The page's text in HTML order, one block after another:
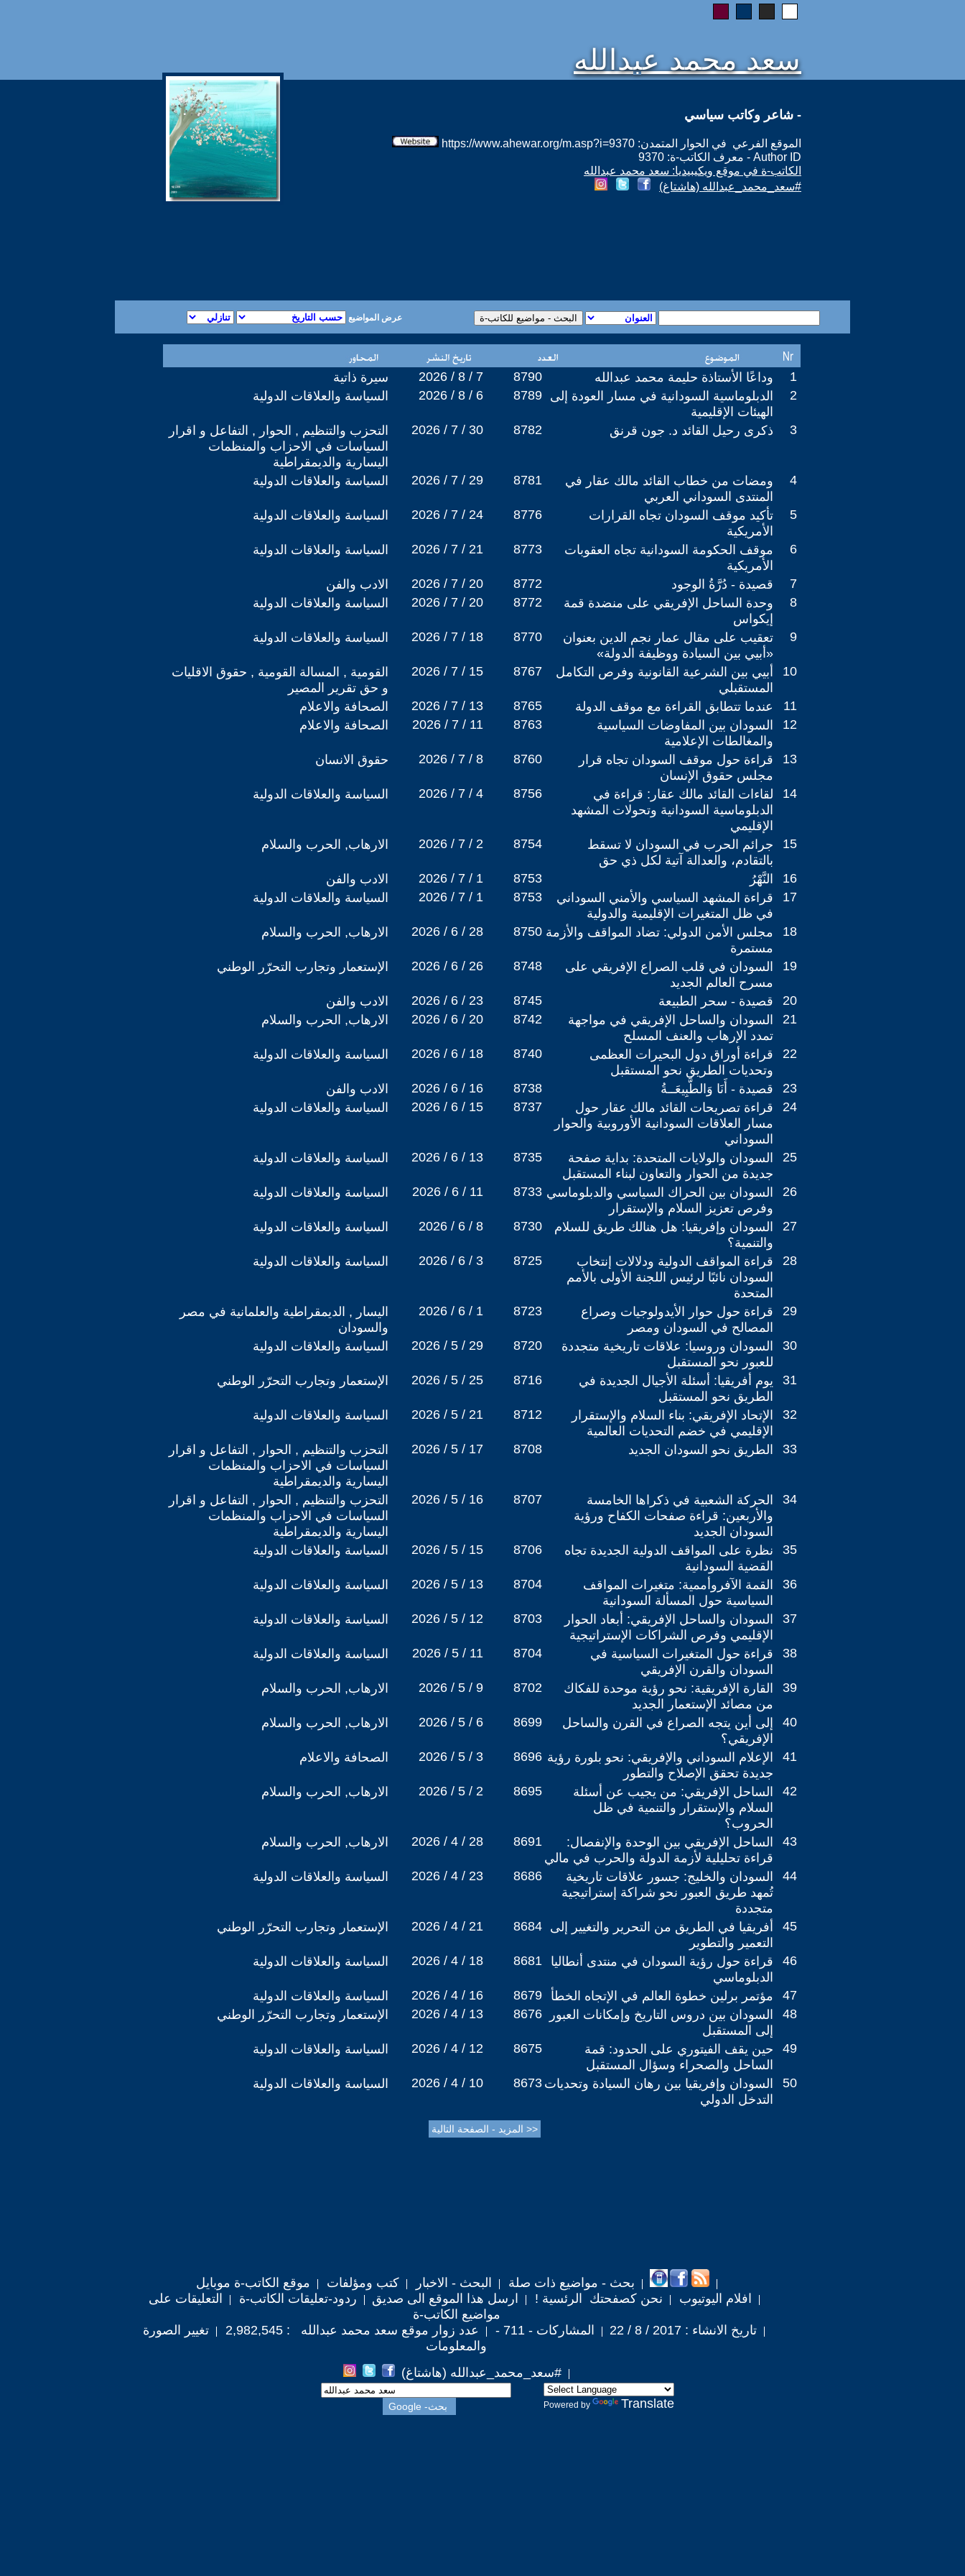
سعد محمد عبدالله
- شاعر وكاتب سياسي
الموقع الفرعي في الحوار المتمدن: https://www.ahewar.org/m.asp?i=9370
Author ID - معرف الكاتب-ة: 9370
الكاتب-ة في موقع ويكيبيديا: سعد محمد عبدالله
#سعد_محمد_عبدالله (هاشتاغ)
عرض المواضيع
سيرة ذاتية 2026 / 8 / 7 8790 وداعًا الأستاذة حليمة محمد عبدالله
1
السياسة والعلاقات الدولية
2026 / 8 / 6 8789 الدبلوماسية السودانية في مسار العودة إلى
الهيئات الإقليمية
2
التحزب والتنظيم , الحوار , التفاعل و اقرار
السياسات في الاحزاب والمنظمات
اليسارية والديمقراطية
2026 / 7 / 30 8782 ذكرى رحيل القائد د. جون قرنق 3
السياسة والعلاقات الدولية 2026 / 7 / 29 8781
ومضات من خطاب القائد مالك عقار في
المنتدى السوداني العربي
4
السياسة والعلاقات الدولية 2026 / 7 / 24 8776
تأكيد موقف السودان تجاه القرارات
الأمريكية
5
السياسة والعلاقات الدولية 2026 / 7 / 21 8773
موقف الحكومة السودانية تجاه العقوبات
الأمريكية
6
الادب والفن 2026 / 7 / 20 8772 قصيدة - دُرَّةُ الوجود
7
السياسة والعلاقات الدولية
2026 / 7 / 20 8772
وحدة الساحل الإفريقي على منضدة قمة
إيكواس
8
السياسة والعلاقات الدولية 2026 / 7 / 18 8770
تعقيب على مقال عمار نجم الدين بعنوان
«أبيي بين السيادة ووظيفة الدولة»
9
القومية , المسالة القومية , حقوق الاقليات
و حق تقرير المصير
2026 / 7 / 15 8767
أبيي بين الشرعية القانونية وفرص التكامل
المستقبلي
10
الصحافة والاعلام 2026 / 7 / 13 8765 عندما تتطابق القراءة مع موقف الدولة
11
الصحافة والاعلام
2026 / 7 / 11 8763
السودان بين المفاوضات السياسية
والمغالطات الإعلامية
12
حقوق الانسان 2026 / 7 / 8 8760
قراءة حول موقف السودان تجاه قرار
مجلس حقوق الإنسان
13
السياسة والعلاقات الدولية 2026 / 7 / 4 8756
لقاءات القائد مالك عقار: قراءة في
الدبلوماسية السودانية وتحولات المشهد
الإقليمي
14
الارهاب, الحرب والسلام 2026 / 7 / 2 8754
جرائم الحرب في السودان لا تسقط
بالتقادم، والعدالة آتية لكل ذي حق
15
الادب والفن 2026 / 7 / 1 8753 النَّهْرُ
16
السياسة والعلاقات الدولية
2026 / 7 / 1 8753
قراءة المشهد السياسي والأمني السوداني
في ظل المتغيرات الإقليمية والدولية
17
الارهاب, الحرب والسلام 2026 / 6 / 28 8750 مجلس الأمن الدولي: تضاد المواقف والأزمة
مستمرة
18
الإستعمار وتجارب التحرّر الوطني 2026 / 6 / 26 8748
السودان في قلب الصراع الإفريقي على
مسرح العالم الجديد
19
الادب والفن 2026 / 6 / 23 8745 قصيدة - سحر الطبيعة
20
الارهاب, الحرب والسلام
2026 / 6 / 20 8742
السودان والساحل الإفريقي في مواجهة
تمدد الإرهاب والعنف المسلح
21
السياسة والعلاقات الدولية 2026 / 6 / 18 8740
قراءة أوراق دول البحيرات العظمى
وتحديات الطريق نحو المستقبل
22
الادب والفن 2026 / 6 / 16 8738 قصيدة - أَنَا وَالطَّبِيعَــةُ
23
السياسة والعلاقات الدولية
2026 / 6 / 15 8737
قراءة تصريحات القائد مالك عقار حول
مسار العلاقات السودانية الأوروبية والحوار
السوداني
24
السياسة والعلاقات الدولية 2026 / 6 / 13 8735
السودان والولايات المتحدة: بداية صفحة
جديدة من الحوار والتعاون لبناء المستقبل
25
السياسة والعلاقات الدولية 2026 / 6 / 11 8733 السودان بين الحراك السياسي والدبلوماسي
وفرص تعزيز السلام والإستقرار
26
السياسة والعلاقات الدولية 2026 / 6 / 8 8730
السودان وإفريقيا: هل هنالك طريق للسلام
والتنمية؟
27
السياسة والعلاقات الدولية 2026 / 6 / 3 8725
قراءة المواقف الدولية ودلالات إنتخاب
السودان نائبًا لرئيس اللجنة الأولى بالأمم
المتحدة
28
اليسار , الديمقراطية والعلمانية في مصر
والسودان
2026 / 6 / 1 8723
قراءة حول حوار الأيدولوجيات وصراع
المصالح في السودان ومصر
29
السياسة والعلاقات الدولية 2026 / 5 / 29 8720
السودان وروسيا: علاقات تاريخية متجددة
للعبور نحو المستقبل
30
الإستعمار وتجارب التحرّر الوطني 2026 / 5 / 25 8716
يوم أفريقيا: أسئلة الأجيال الجديدة في
الطريق نحو المستقبل
31
السياسة والعلاقات الدولية 2026 / 5 / 21 8712
الإتحاد الإفريقي: بناء السلام والإستقرار
الإقليمي في خضم التحديات العالمية
32
التحزب والتنظيم , الحوار , التفاعل و اقرار
السياسات في الاحزاب والمنظمات
اليسارية والديمقراطية
2026 / 5 / 17 8708 الطريق نحو السودان الجديد 33
التحزب والتنظيم , الحوار , التفاعل و اقرار
السياسات في الاحزاب والمنظمات
اليسارية والديمقراطية
2026 / 5 / 16 8707
الحركة الشعبية في ذكراها الخامسة
والأربعين: قراءة صفحات الكفاح ورؤية
السودان الجديد
34
السياسة والعلاقات الدولية 2026 / 5 / 15 8706
نظرة على المواقف الدولية الجديدة تجاه
القضية السودانية
35
السياسة والعلاقات الدولية 2026 / 5 / 13 8704
القمة الآفروأممية: متغيرات المواقف
السياسية حول المسألة السودانية
36
السياسة والعلاقات الدولية 2026 / 5 / 12 8703
السودان والساحل الإفريقي: أبعاد الحوار
الإقليمي وفرص الشراكات الإستراتيجية
37
السياسة والعلاقات الدولية 2026 / 5 / 11 8704
قراءة حول المتغيرات السياسية في
السودان والقرن الإفريقي
38
الارهاب, الحرب والسلام 2026 / 5 / 9 8702
القارة الإفريقية: نحو رؤية موحدة للفكاك
من مصائد الإستعمار الجديد
39
الارهاب, الحرب والسلام 2026 / 5 / 6 8699
إلى أين يتجه الصراع في القرن والساحل
الإفريقي؟
40
الصحافة والاعلام 2026 / 5 / 3 8696 الإعلام السوداني والإفريقي: نحو بلورة رؤية
جديدة تحقق الإصلاح والتطور
41
الارهاب, الحرب والسلام 2026 / 5 / 2 8695
الساحل الإفريقي: من يجيب عن أسئلة
السلام والإستقرار والتنمية في ظل
الحروب؟
42
الارهاب, الحرب والسلام 2026 / 4 / 28 8691
الساحل الإفريقي بين الوحدة والإنفصال:
قراءة تحليلية لأزمة الدولة والحرب في مالي
43
السياسة والعلاقات الدولية 2026 / 4 / 23 8686
السودان والخليج: جسور علاقات تاريخية
تُمهد طريق العبور نحو شراكة إستراتيجية
متجددة
44
الإستعمار وتجارب التحرّر الوطني 2026 / 4 / 21 8684 أفريقيا في الطريق من التحرير والتغيير إلى
التعمير والتطوير
45
السياسة والعلاقات الدولية 2026 / 4 / 18 8681
قراءة حول رؤية السودان في منتدى أنطاليا
الدبلوماسي
46
السياسة والعلاقات الدولية 2026 / 4 / 16 8679 مؤتمر برلين خطوة العالم في الإتجاه الخطأ
47
الإستعمار وتجارب التحرّر الوطني
2026 / 4 / 13 8676
السودان بين دروس التاريخ وإمكانات العبور
إلى المستقبل
48
السياسة والعلاقات الدولية 2026 / 4 / 12 8675
حين يقف الفيتوري على الحدود: قمة
الساحل والصحراء وسؤال المستقبل
49
السياسة والعلاقات الدولية 2026 / 4 / 10 8673 السودان وإفريقيا بين رهان السيادة وتحديات
التدخل الدولي
50
بحث - مواضيع ذات صلة البحث - الاخبار كتب ومؤلفات
موقع الكاتب-ة موبايل
افلام اليوتيوب
نحن كصفحتك الرئسية ! ارسل هذا الموقع الى صديق ردود-تعليقات الكاتب-ة
التعليقات على
مواضيع الكاتب-ة
تاريخ الانشاء : 2017 / 8 / 22
المشاركات - 711 - عدد زوار موقع سعد محمد عبدالله : 2,982,545
تغيير الصورة
والمعلومات
#سعد_محمد_عبدالله (هاشتاغ)
Powered by Translate